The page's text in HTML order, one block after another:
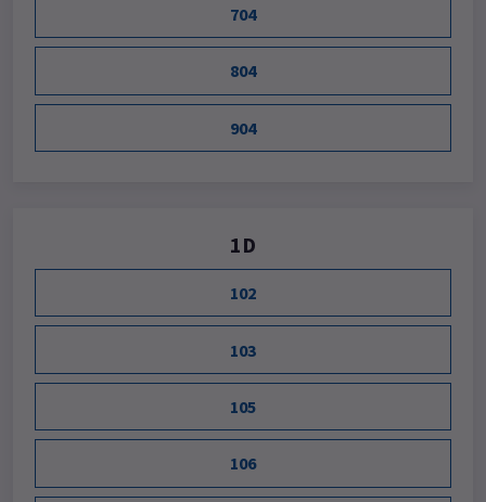
704
804
904
1D
102
103
105
106